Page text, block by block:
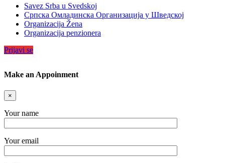
Savez Srba u Svedskoj
Српска Омладинска Организација у Шведској
Organizacija Žena
Organizacija penzionera
Prijavi se
Make an Appoinment
×
Your name
Your email